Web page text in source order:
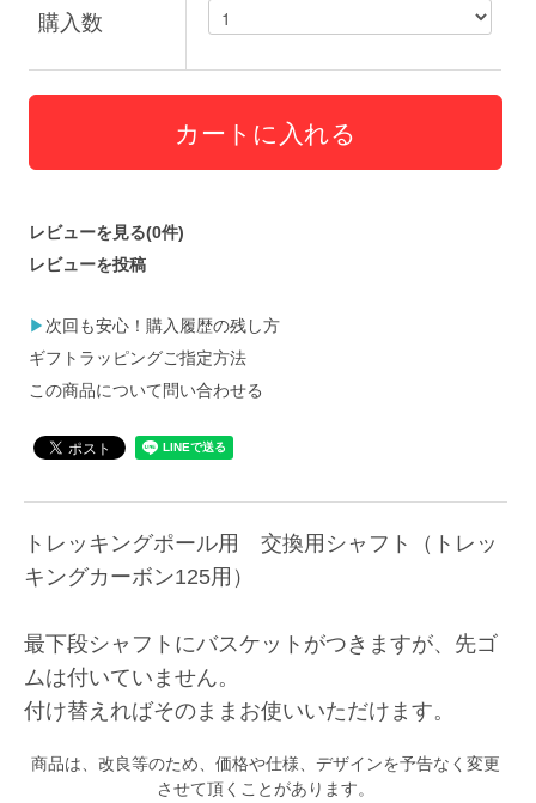
購入数
レビューを見る(0件)
レビューを投稿
▶ 次回も安心！購入履歴の残し方
ギフトラッピングご指定方法
この商品について問い合わせる
トレッキングポール用 交換用シャフト（トレッ
キングカーボン125用）
最下段シャフトにバスケットがつきますが、先ゴ
ムは付いていません。
付け替えればそのままお使いいただけます。
商品は、改良等のため、価格や仕様、デザインを予告なく変更
させて頂くことがあります。